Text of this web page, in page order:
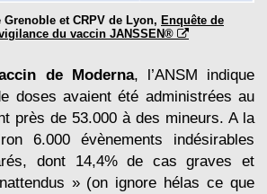
Grenoble et CRPV de Lyon, Enquête de
du vaccin JANSSEN®
de Moderna, l’ANSM indique
doses avaient été administrées au
près de 53.000 à des mineurs. A la
6.000 évènements indésirables
dont 14,4% de cas graves et
» (on ignore hélas ce que